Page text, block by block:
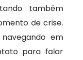
também
de crise.
em
para falar